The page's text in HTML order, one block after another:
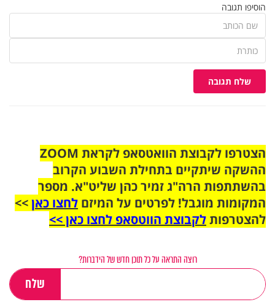
הוסיפו תגובה
שלח תגובה
הצטרפו לקבוצת הוואטסאפ לקראת ZOOM
ההשקה שיתקיים בתחילת השבוע הקרוב
בהשתתפות הרה"ג זמיר כהן שליט"א. מספר
המקומות מוגבל! לפרטים על המיזם לחצו כאן>>
להצטרפותלקבוצת הווטסאפ לחצו כאן >>
רוצה התראה על כל תוכן חדש של הידברות?